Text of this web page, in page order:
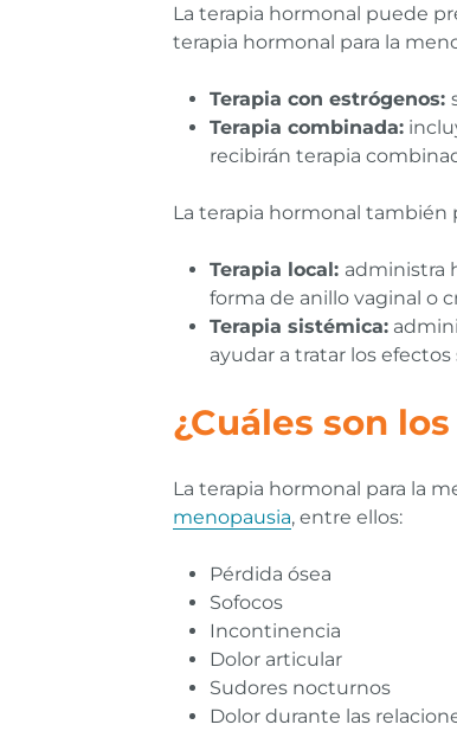
La terapia hormonal puede
terapia hormonal para la
Terapia con estrógenos:
Terapia combinada:
recibirán terapia
La terapia hormonal también
Terapia local: administra
forma de anillo vaginal o
Terapia sistémica:
ayudar a tratar los
¿Cuáles son
La terapia hormonal para la
menopausia, entre ellos:
Pérdida ósea
Sofocos
Incontinencia
Dolor articular
Sudores nocturnos
Dolor durante las